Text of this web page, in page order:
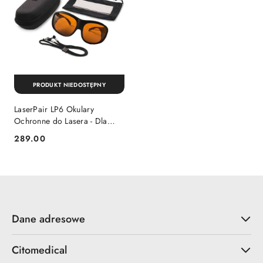
LaserPair LP6 Okulary
Ochronne do Lasera - Dla
Techników i Medyków
Cena:
289.00
PRODUKT NIEDOSTĘPNY
Dane adresowe
Citomedical